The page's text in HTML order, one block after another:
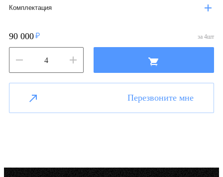
Комплектация
90 000 за 4шт
Перезвоните мне